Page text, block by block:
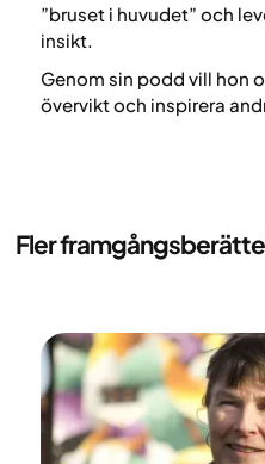
”bruset i huvudet” och
insikt.
Genom sin podd vill hon
övervikt och inspirera
Fler